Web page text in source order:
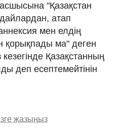
"Қазақстан
атап
мен елдің
қорықпады ма" деген
Қазақстанның
деп есептемейтінін
жазыңыз